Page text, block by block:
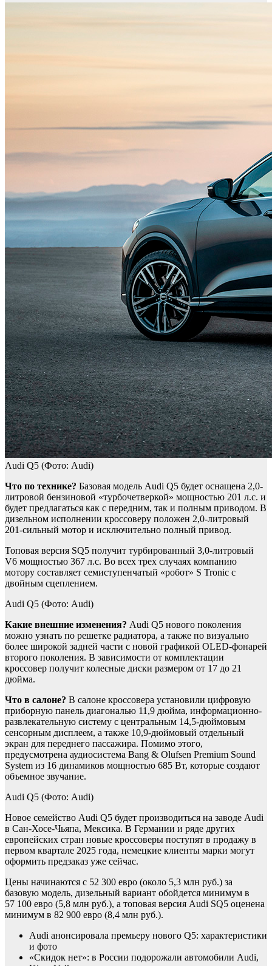
Audi Q5 (Фото: Audi)
Что по технике? Базовая модель Audi Q5 будет оснащена 2,0-
литровой бензиновой «турбочетверкой» мощностью 201 л.с. и
будет предлагаться как с передним, так и полным приводом. В
дизельном исполнении кроссоверу положен 2,0-литровый
201-сильный мотор и исключительно полный привод.
Топовая версия SQ5 получит турбированный 3,0-литровый
V6 мощностью 367 л.с. Во всех трех случаях компанию
мотору составляет семиступенчатый «робот» S Tronic с
двойным сцеплением.
Audi Q5 (Фото: Audi)
Какие внешние изменения? Audi Q5 нового поколения
можно узнать по решетке радиатора, а также по визуально
более широкой задней части с новой графикой OLED-фонарей
второго поколения. В зависимости от комплектации
кроссовер получит колесные диски размером от 17 до 21
дюйма.
Что в салоне? В салоне кроссовера установили цифровую
приборную панель диагональю 11,9 дюйма, информационно-
развлекательную систему с центральным 14,5-дюймовым
сенсорным дисплеем, а также 10,9-дюймовый отдельный
экран для переднего пассажира. Помимо этого,
предусмотрена аудиосистема Bang & Olufsen Premium Sound
System из 16 динамиков мощностью 685 Вт, которые создают
объемное звучание.
Audi Q5 (Фото: Audi)
Новое семейство Audi Q5 будет производиться на заводе Audi
в Сан-Хосе-Чьяпа, Мексика. В Германии и ряде других
европейских стран новые кроссоверы поступят в продажу в
первом квартале 2025 года, немецкие клиенты марки могут
оформить предзаказ уже сейчас.
Цены начинаются с 52 300 евро (около 5,3 млн руб.) за
базовую модель, дизельный вариант обойдется минимум в
57 100 евро (5,8 млн руб.), а топовая версия Audi SQ5 оценена
минимум в 82 900 евро (8,4 млн руб.).
Audi анонсировала премьеру нового Q5: характеристики
и фото
«Скидок нет»: в России подорожали автомобили Audi,